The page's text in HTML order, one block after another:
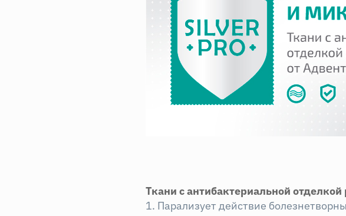
Ткани с антибактериальной
1. Парализует действие